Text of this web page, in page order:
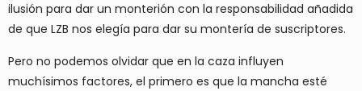
ilusión para dar un monterión con la responsabilidad añadida
de que LZB nos elegía para dar su montería de suscriptores.
Pero no podemos olvidar que en la caza influyen
muchísimos factores, el primero es que la mancha esté